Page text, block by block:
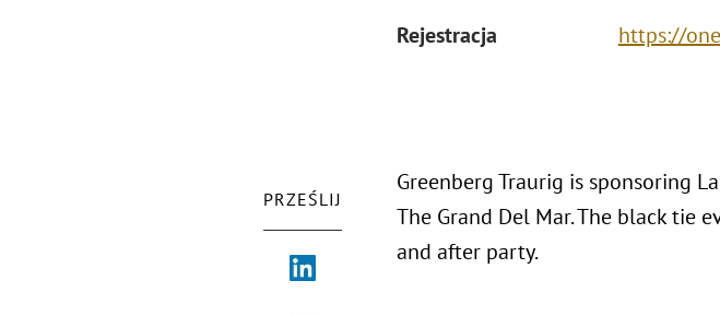
Rejestracja https://
PRZEŚLIJ
Greenberg Traurig is sponsoring
The Grand Del Mar. The black tie
and after party.